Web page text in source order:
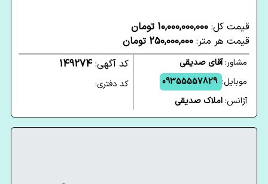
قیمت کل: 10,000,000,000 تومان
قیمت هر متر: 250,000,000 تومان
مشاور:آقای صدیقی
موبایل: 09355557829
آژانس:املاک صدیقی
کد آگهی: 149274
کد دفتری: